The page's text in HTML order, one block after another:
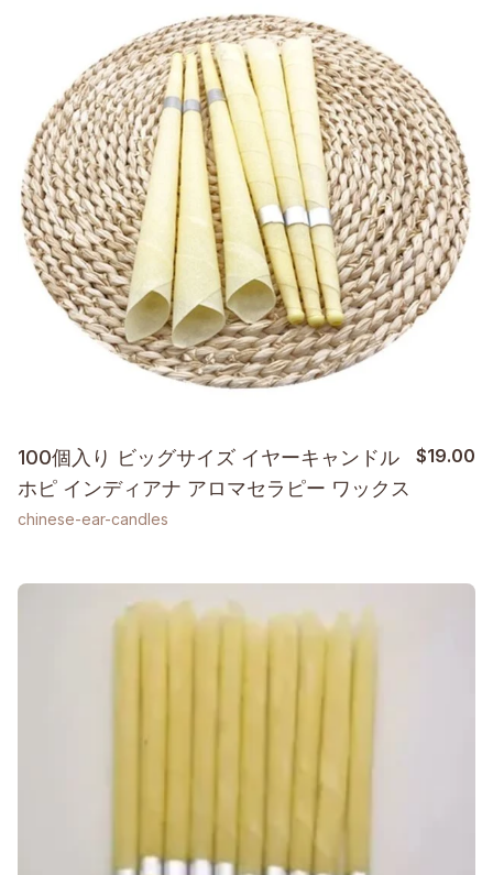
100個入り ビッグサイズ イヤーキャンドル
ホピ インディアナ アロマセラピー ワックス
$19.00
chinese-ear-candles